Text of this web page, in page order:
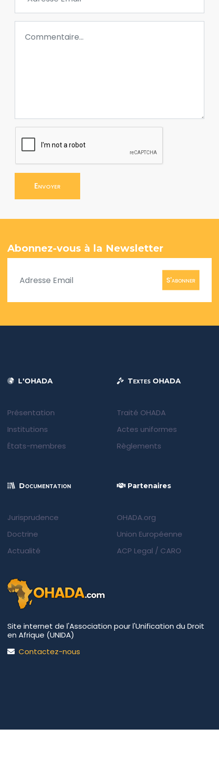
Envoyer
Abonnez-vous à la Newsletter
S'abonner
L'OHADA
Présentation
Institutions
États-membres
Textes OHADA
Traité OHADA
Actes uniformes
Règlements
Documentation
Jurisprudence
Doctrine
Actualité
Partenaires
OHADA.org
Union Européenne
ACP Legal / CARO
Site internet de l'Association pour l'Unification du Droit
en Afrique (UNIDA)
Contactez-nous